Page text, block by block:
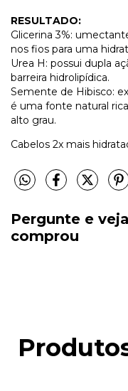
RESULTADO:
Glicerina 3%:
nos fios para uma
Urea H: possui dupla
barreira hidrolipídica.
Semente de Hibisco:
é uma fonte natural
alto grau.
Cabelos 2x mais
Pergunte e
comprou